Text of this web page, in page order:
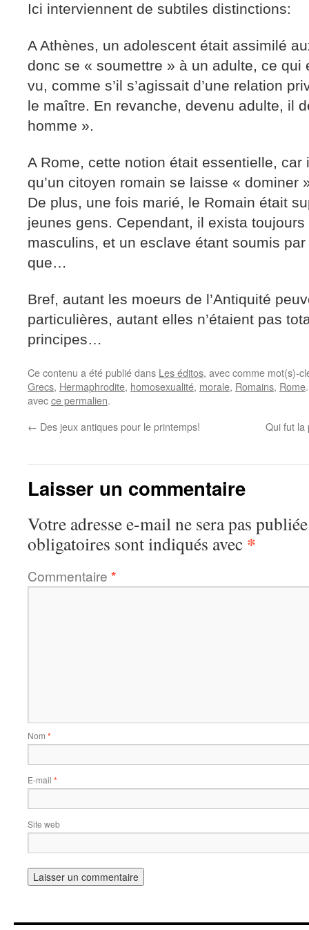
Ici interviennent de subtiles distinctions:
A Athènes, un adolescent était assimilé
donc se « soumettre » à un adulte, ce qui
vu, comme s’il s’agissait d’une relation
le maître. En revanche, devenu adulte, il
homme ».
A Rome, cette notion était essentielle, car
qu’un citoyen romain se laisse « dominer
De plus, une fois marié, le Romain était
jeunes gens. Cependant, il exista
masculins, et un esclave étant soumis
que…
Bref, autant les moeurs de l’Antiquité
particulières, autant elles n’étaient pas
principes…
Ce contenu a été publié dans Les éditos, avec comme mot(s)-
Grecs, Hermaphrodite, homosexualité, morale, Romains, Rome
avecce permalien.
← Des jeux antiques pour le printemps! Qui fut la
Laisser un commentaire
Votre adresse e-mail ne sera pas
obligatoires sont indiqués avec *
Commentaire *
Nom *
E-mail *
Site web